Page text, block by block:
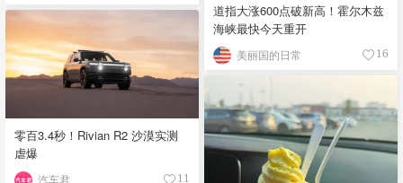
道指大涨600点破新高！霍尔木兹
海峡最快今天重开
美丽国的日常 16
零百3.4秒！Rivian R2 沙漠实测
虐爆
汽车君 11